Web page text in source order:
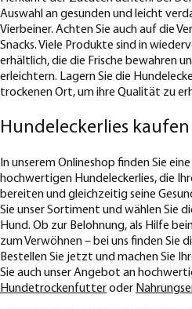
Auswahl an gesunden und leicht
Vierbeiner. Achten Sie auch auf die
Snacks. Viele Produkte sind in
erhältlich, die die Frische bewahren
erleichtern. Lagern Sie die
trockenen Ort, um ihre Qualität zu
Hundeleckerlies
In unserem Onlineshop finden Sie
hochwertigen Hundeleckerlies, die
bereiten und gleichzeitig seine
Sie unser Sortiment und wählen Sie
Hund. Ob zur Belohnung, als Hilfe
zum Verwöhnen – bei uns finden Sie
Bestellen Sie jetzt und machen Sie
Sie auch unser Angebot an
Hundetrockenfutteroder